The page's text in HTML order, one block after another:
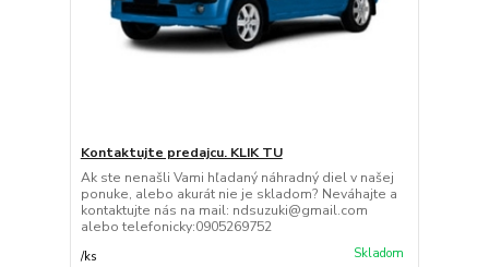
Kontaktujte predajcu. KLIK TU
Ak ste nenašli Vami hľadaný náhradný diel v našej
ponuke, alebo akurát nie je skladom? Neváhajte a
kontaktujte nás na mail: ndsuzuki@gmail.com
alebo telefonicky:0905269752
/ks Skladom